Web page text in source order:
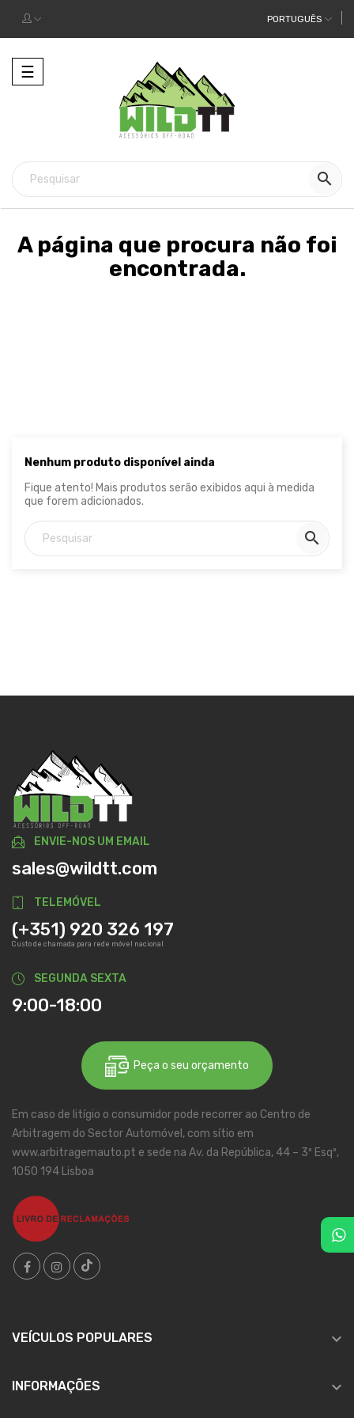
PORTUGUÊS
Alternar
a
☰

A página que procura não foi
encontrada.
Nenhum produto disponível ainda
Fique atento! Mais produtos serão exibidos aqui à medida
que forem adicionados.

ENVIE-NOS UM EMAIL
sales@wildtt.com
TELEMÓVEL
(+351) 920 326 197
Custo de chamada para rede móvel nacional
SEGUNDA SEXTA
9:00-18:00
Peça o seu orçamento
Em caso de litígio o consumidor pode recorrer ao Centro de
Arbitragem do Sector Automóvel, com sítio em
www.arbitragemauto.pt e sede na Av. da República, 44 – 3º Esqº,
1050 194 Lisboa
VEÍCULOS POPULARES 
INFORMAÇÕES 